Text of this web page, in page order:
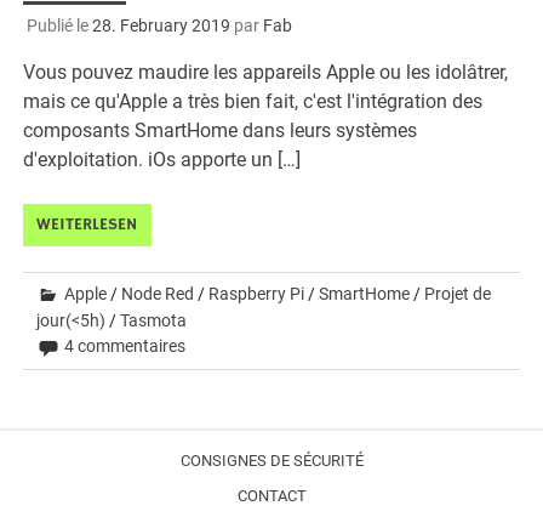
Publié le28. February 2019 par Fab
Vous pouvez maudire les appareils Apple ou les idolâtrer,
mais ce qu'Apple a très bien fait, c'est l'intégration des
composants SmartHome dans leurs systèmes
d'exploitation. iOs apporte un […]
WEITERLESEN
Apple/ Node Red / Raspberry Pi/SmartHome/ Projet de
jour(<5h) /Tasmota
4 commentaires
CONSIGNES DE SÉCURITÉ
CONTACT